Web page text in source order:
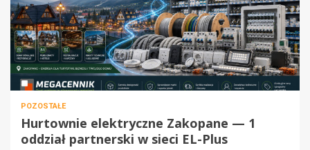
POZOSTAŁE
Hurtownie elektryczne Zakopane — 1
oddział partnerski w sieci EL-Plus